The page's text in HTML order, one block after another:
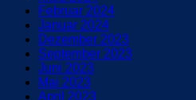
Februar 2024
Januar 2024
Dezember 2023
September 2023
Juni 2023
Mai 2023
April 2023